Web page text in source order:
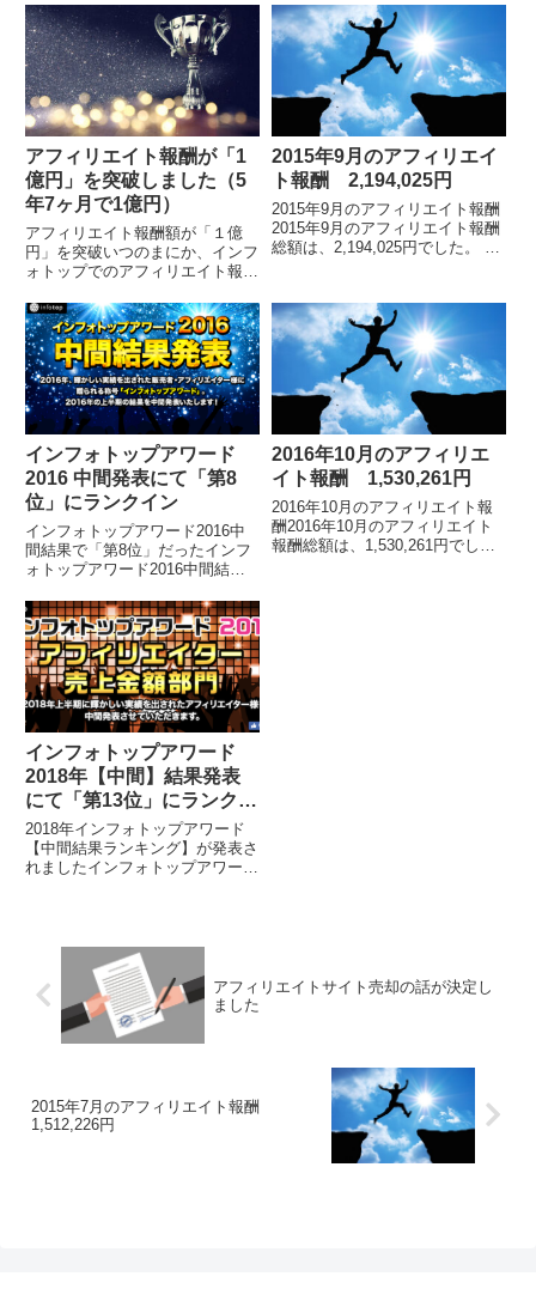
報酬額は、2812万円アフィリエ
イト報酬額の累計はこちらです。
拡...
ォトップ管理画面のフォーマット
が変わりました。アフィリエイト
報...
アフィリエイト報酬が「1
億円」を突破しました（5
年7ヶ月で1億円）
アフィリエイト報酬額が「１億
円」を突破いつのまにか、インフ
ォトップでのアフィリエイト報酬
今月（2017年8月）の半ばで達成
する予定で、達成した瞬間に記事
をアップしようと思...
2015年9月のアフィリエイ
ト報酬 2,194,025円
2015年9月のアフィリエイト報酬
2015年9月のアフィリエイト報酬
総額は、2,194,025円でした。 各
累計報酬額は6400万円を超え
ま...
インフォトップアワード
2016 中間発表にて「第8
位」にランクイン
インフォトップアワード2016中
間結果で「第8位」だったインフ
ォトップアワード2016中間結果
期で実績を残した販売者やアフィ
リエイターの総合ランキングで
す。 2016年...
2016年10月のアフィリエ
イト報酬 1,530,261円
2016年10月のアフィリエイト報
酬2016年10月のアフィリエイト
報酬総額は、1,530,261円でし
インフォトップアワード
2018年【中間】結果発表
にて「第13位」にランクイ
ン
2018年インフォトップアワード
【中間結果ランキング】が発表さ
れましたインフォトップアワード
しました。 イン...
アフィリエイトサイト売却の話が決定し
ました
2015年7月のアフィリエイト報酬
1,512,226円